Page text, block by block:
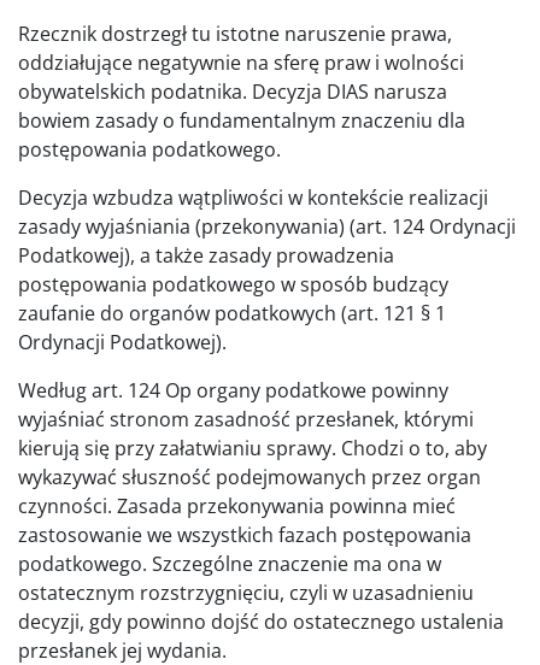
Rzecznik dostrzegł tu istotne naruszenie prawa,
oddziałujące negatywnie na sferę praw i wolności
obywatelskich podatnika. Decyzja DIAS narusza
bowiem zasady o fundamentalnym znaczeniu dla
postępowania podatkowego.
Decyzja wzbudza wątpliwości w kontekście realizacji
zasady wyjaśniania (przekonywania) (art. 124 Ordynacji
Podatkowej), a także zasady prowadzenia
postępowania podatkowego w sposób budzący
zaufanie do organów podatkowych (art. 121 § 1
Ordynacji Podatkowej).
Według art. 124 Op organy podatkowe powinny
wyjaśniać stronom zasadność przesłanek, którymi
kierują się przy załatwianiu sprawy. Chodzi o to, aby
wykazywać słuszność podejmowanych przez organ
czynności. Zasada przekonywania powinna mieć
zastosowanie we wszystkich fazach postępowania
podatkowego. Szczególne znaczenie ma ona w
ostatecznym rozstrzygnięciu, czyli w uzasadnieniu
decyzji, gdy powinno dojść do ostatecznego ustalenia
przesłanek jej wydania.